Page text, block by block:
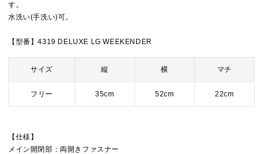
す。
水洗い(手洗い)可。
【型番】4319 DELUXE LG WEEKENDER
サイズ 縦 横 マチ
フリー 35cm 52cm 22cm
【仕様】
メイン開閉部：両開きファスナー